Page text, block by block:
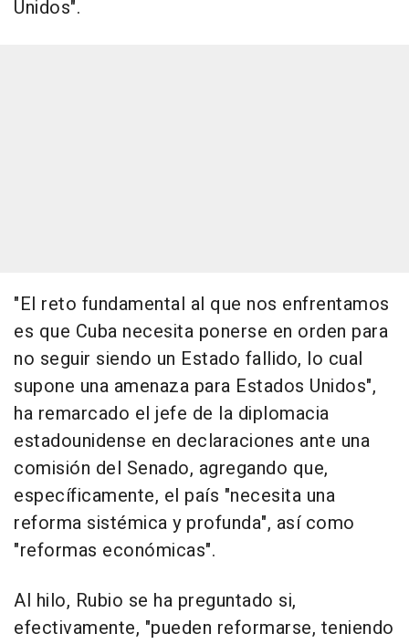
Unidos".
"El reto fundamental al que nos enfrentamos
es que Cuba necesita ponerse en orden para
no seguir siendo un Estado fallido, lo cual
supone una amenaza para Estados Unidos",
ha remarcado el jefe de la diplomacia
estadounidense en declaraciones ante una
comisión del Senado, agregando que,
específicamente, el país "necesita una
reforma sistémica y profunda", así como
"reformas económicas".
Al hilo, Rubio se ha preguntado si,
efectivamente, "pueden reformarse, teniendo